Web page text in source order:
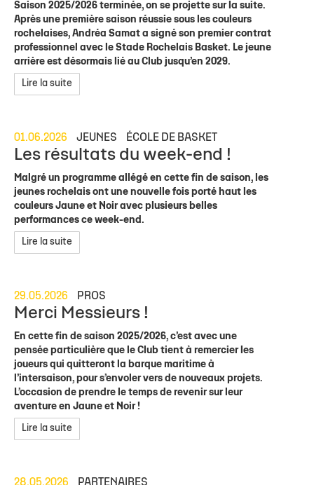
Saison 2025/2026 terminée, on se projette sur la suite.
Après une première saison réussie sous les couleurs
rochelaises, Andréa Samat a signé son premier contrat
professionnel avec le Stade Rochelais Basket. Le jeune
arrière est désormais lié au Club jusqu’en 2029.
Lire la suite
01.06.2026 JEUNES ÉCOLE DE BASKET
Les résultats du week-end !
Malgré un programme allégé en cette fin de saison, les
jeunes rochelais ont une nouvelle fois porté haut les
couleurs Jaune et Noir avec plusieurs belles
performances ce week-end.
Lire la suite
29.05.2026 PROS
Merci Messieurs !
En cette fin de saison 2025/2026, c’est avec une
pensée particulière que le Club tient à remercier les
joueurs qui quitteront la barque maritime à
l’intersaison, pour s’envoler vers de nouveaux projets.
L’occasion de prendre le temps de revenir sur leur
aventure en Jaune et Noir !
Lire la suite
28.05.2026 PARTENAIRES